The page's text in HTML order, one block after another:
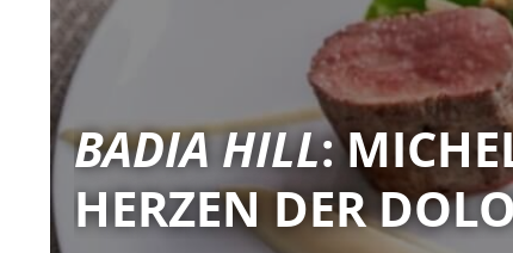
BADIA HILL:
HERZEN DER